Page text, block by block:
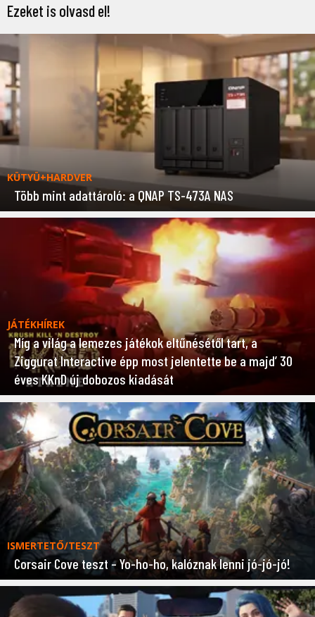
Ezeket is olvasd el!
KÜTYÜ+HARDVER
Több mint adattároló: a QNAP TS-473A NAS
JÁTÉKHÍREK
Míg a világ a lemezes játékok eltűnésétől tart, a
Ziggurat Interactive épp most jelentette be a majd’ 30
éves KKnD új dobozos kiadását
ISMERTETŐ/TESZT
Corsair Cove teszt – Yo-ho-ho, kalóznak lenni jó-jó-jó!